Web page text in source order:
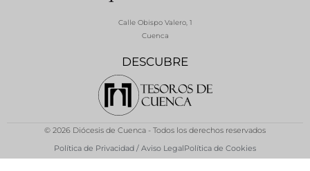
DESCUBRE
Calle Obispo Valero, 1
Cuenca
© 2026 Diócesis de Cuenca - Todos los derechos reservados
Política de Privacidad / Aviso LegalPolítica de Cookies